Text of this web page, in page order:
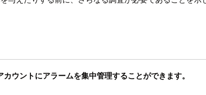
ウントにアラームを集中管理することができます。